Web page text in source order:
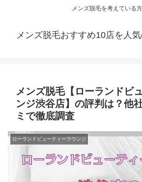
メンズ脱毛を考えている
メンズ脱毛おすすめ10店を人
メンズ脱毛【ローランドビ
ンジ渋谷店】の評判は？他
ミで徹底調査
ローランドビューティーラウンジ